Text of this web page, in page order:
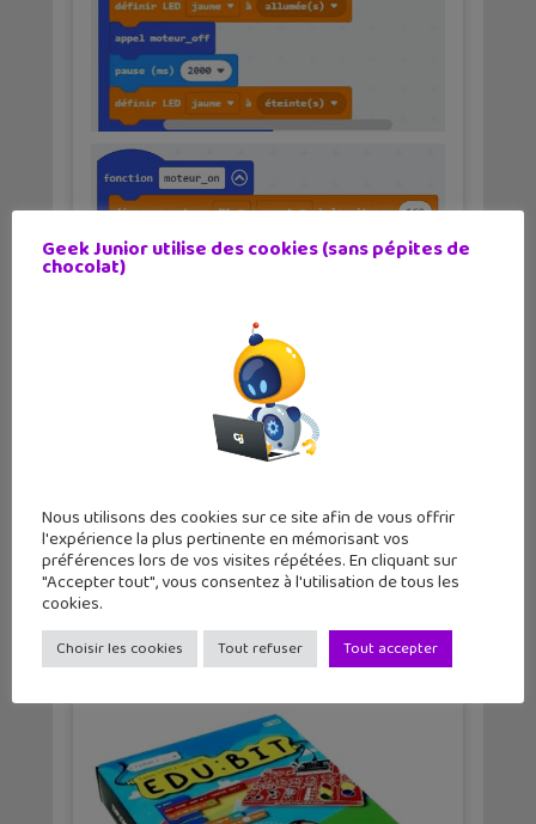
Sur ce site tu trouveras de nombreux
projets :
https://sites.google.com/cytron.io/edubit-
resource-hub/projects
Geek Junior utilise des cookies (sans pépites de
chocolat)
Nous utilisons des cookies sur ce site afin de vous offrir
l'expérience la plus pertinente en mémorisant vos
préférences lors de vos visites répétées. En cliquant sur
"Accepter tout", vous consentez à l'utilisation de tous les
cookies.
Choisir les cookies Tout refuser Tout accepter